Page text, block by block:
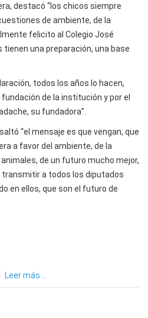
destacó “los chicos siempre
de ambiente, de la
felicito al Colegio José
tienen una preparación, una base
todos los años lo hacen,
de la institución y por el
su fundadora”.
“el mensaje es que vengan, que
a favor del ambiente, de la
de un futuro mucho mejor,
transmitir a todos los diputados
en ellos, que son el futuro de
Leer más ...